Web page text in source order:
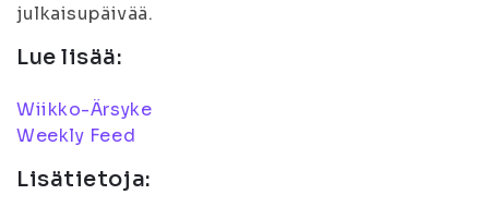
julkaisupäivää.
Lue lisää:
Wiikko-Ärsyke
Weekly Feed
Lisätietoja: